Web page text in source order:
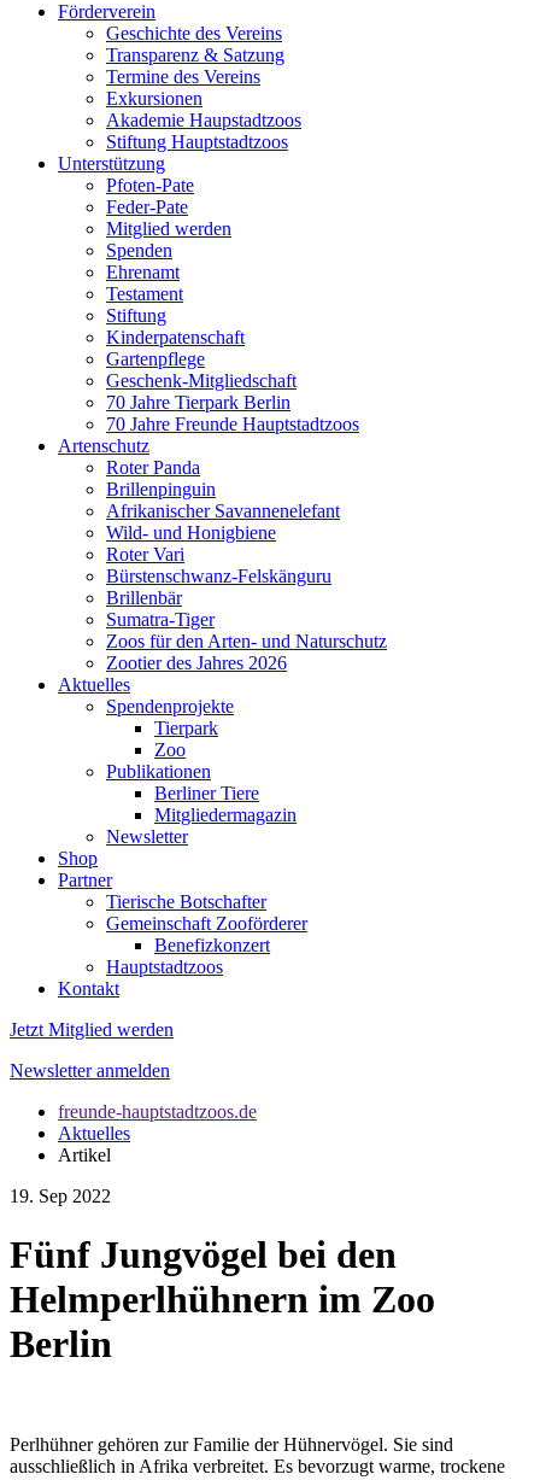
Förderverein
Geschichte des Vereins
Transparenz & Satzung
Termine des Vereins
Exkursionen
Akademie Haupstadtzoos
Stiftung Hauptstadtzoos
Unterstützung
Pfoten-Pate
Feder-Pate
Mitglied werden
Spenden
Ehrenamt
Testament
Stiftung
Kinderpatenschaft
Gartenpflege
Geschenk-Mitgliedschaft
70 Jahre Tierpark Berlin
70 Jahre Freunde Hauptstadtzoos
Artenschutz
Roter Panda
Brillenpinguin
Afrikanischer Savannenelefant
Wild- und Honigbiene
Roter Vari
Bürstenschwanz-Felskänguru
Brillenbär
Sumatra-Tiger
Zoos für den Arten- und Naturschutz
Zootier des Jahres 2026
Aktuelles
Spendenprojekte
Tierpark
Zoo
Publikationen
Berliner Tiere
Mitgliedermagazin
Newsletter
Shop
Partner
Tierische Botschafter
Gemeinschaft Zooförderer
Benefizkonzert
Hauptstadtzoos
Kontakt
Jetzt Mitglied werden
Newsletter anmelden
freunde-hauptstadtzoos.de
Aktuelles
Artikel
19. Sep 2022
Fünf Jungvögel bei den
Helmperlhühnern im Zoo
Berlin
Perlhühner gehören zur Familie der Hühnervögel. Sie sind
ausschließlich in Afrika verbreitet. Es bevorzugt warme, trockene